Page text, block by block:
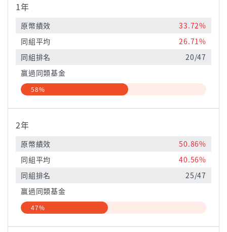
1年
原幣績效
33.72%
同組平均
26.71%
同組排名
20/47
贏過同類基金
58%
2年
原幣績效
50.86%
同組平均
40.56%
同組排名
25/47
贏過同類基金
47%